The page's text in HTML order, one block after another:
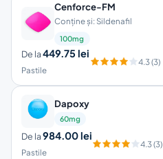
Cenforce-FM
Conține și: Sildenafil
100mg
De la449.75 lei
Pastile
4.3 (3)
Dapoxy
60mg
De la984.00 lei
Pastile
4.3 (3)